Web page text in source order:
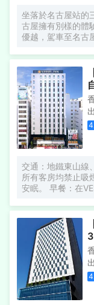
提供電話，以及保
坐落於名古屋站的
古屋擁有別樣的體
優越，駕車至名古
和Tanaka Ninja
配備了空調、液晶
可便捷的使用。有
水壺和咖啡壺/茶壺
讓您感受到賓至如
餚，來滿足旅客的
式。只有成人票價
厭倦了酒店的餐飲
産(伏見店)）（海
們家的名產殼烤蟹
Joie（トゥ・ラ・
結束一天的行程後
交通：地鐵東山線
所有客房均禁止吸
安眠。 早餐：在
周邊觀光： 前往
獨特的氛圍，同時